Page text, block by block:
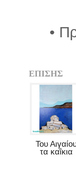
•
ΕΠΙΣΗΣ
Του
τα καΐκια